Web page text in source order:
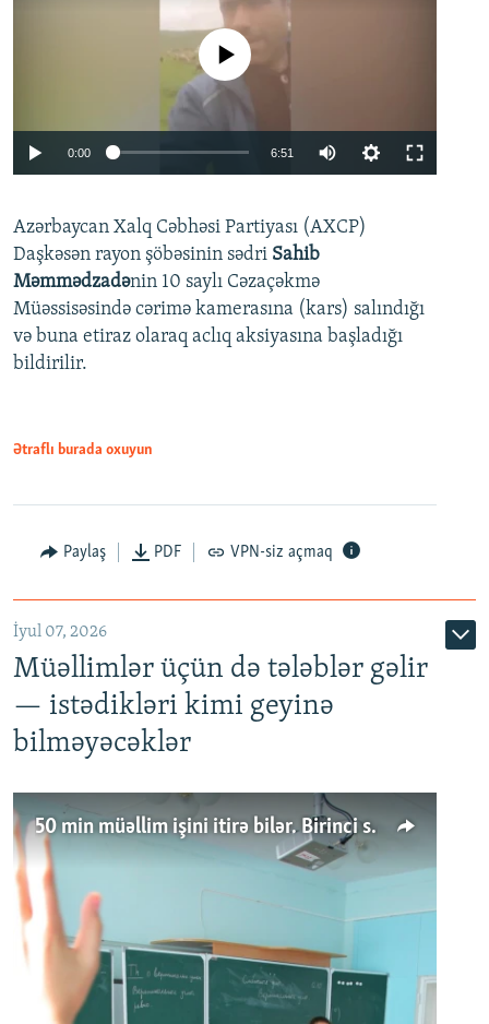
Auto 240p 360p
720p 1080p
No media source currently available
0:00 6:51
360p
720p
1080p
Azərbaycan Xalq Cəbhəsi Partiyası (AXCP)
Daşkəsən rayon şöbəsinin sədri Sahib
Məmmədzadənin 10 saylı Cəzaçəkmə
Müəssisəsində cərimə kamerasına (kars) salındığı
və buna etiraz olaraq aclıq aksiyasına başladığı
bildirilir.
Ətraflı burada oxuyun
Paylaş PDF VPN-siz açmaq
İyul 07, 2026
Müəllimlər üçün də tələblər gəlir
— istədikləri kimi geyinə
bilməyəcəklər
50 min müəllim işini itirə bilər. Birinci sinfə gedənlər azalır